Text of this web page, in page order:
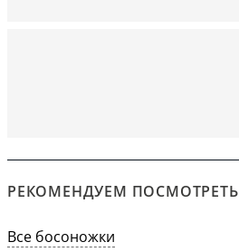
РЕКОМЕНДУЕМ ПОСМОТРЕТЬ
Все босоножки